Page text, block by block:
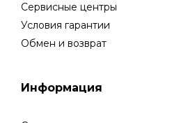
Сервисные центры
Условия гарантии
Обмен и возврат
Информация